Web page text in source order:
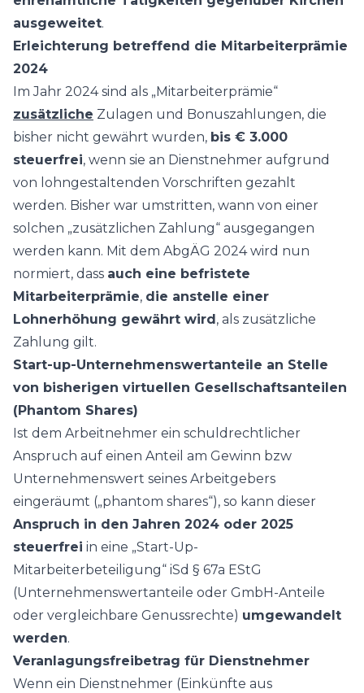
ausgeweitet.
Erleichterung betreffend die Mitarbeiterprämie
2024
Im Jahr 2024 sind als „Mitarbeiterprämie“
zusätzliche Zulagen und Bonuszahlungen, die
bisher nicht gewährt wurden, bis € 3.000
steuerfrei, wenn sie an Dienstnehmer aufgrund
von lohngestaltenden Vorschriften gezahlt
werden. Bisher war umstritten, wann von einer
solchen „zusätzlichen Zahlung“ ausgegangen
werden kann. Mit dem AbgÄG 2024 wird nun
normiert, dass auch eine befristete
Mitarbeiterprämie, die anstelle einer
Lohnerhöhung gewährt wird , als zusätzliche
Zahlung gilt.
Start-up-Unternehmenswertanteile an Stelle
von bisherigen virtuellen Gesellschaftsanteilen
(Phantom Shares)
Ist dem Arbeitnehmer ein schuldrechtlicher
Anspruch auf einen Anteil am Gewinn bzw
Unternehmenswert seines Arbeitgebers
eingeräumt („phantom shares“), so kann dieser
Anspruch in den Jahren 2024 oder 2025
steuerfrei in eine „Start-Up-
Mitarbeiterbeteiligung“ iSd § 67a EStG
(Unternehmenswertanteile oder GmbH-Anteile
oder vergleichbare Genussrechte) umgewandelt
werden.
Veranlagungsfreibetrag für Dienstnehmer
Wenn ein Dienstnehmer (Einkünfte aus